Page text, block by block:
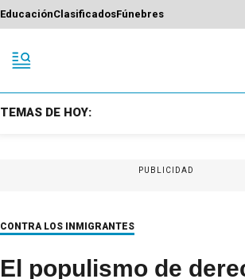
EducaciónClasificadosFúnebres
TEMAS DE HOY:
PUBLICIDAD
CONTRA LOS INMIGRANTES
El populismo de